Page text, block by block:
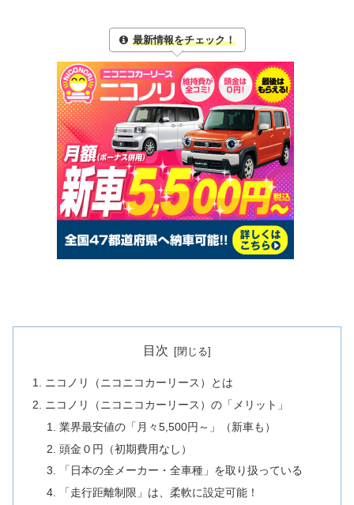
最新情報をチェック！
目次
ニコノリ（ニコニコカーリース）とは
ニコノリ（ニコニコカーリース）の「メリット」
業界最安値の「月々5,500円～」（新車も）
頭金０円（初期費用なし）
「日本の全メーカー・全車種」を取り扱っている
「走行距離制限」は、柔軟に設定可能！